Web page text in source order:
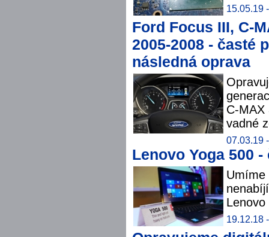
15.05.19 -
Ford Focus III, C-
2005-2008 - časté
následná oprava
C-MAX
vadné
07.03.19 -
Lenovo Yoga 500
Umíme
Lenovo
19.12.18 -